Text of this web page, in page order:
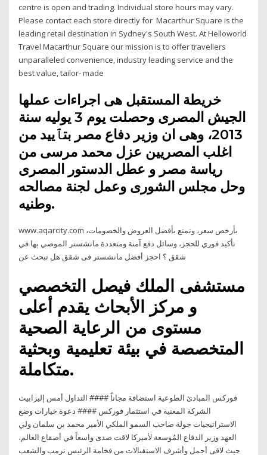
centre is open and trading. Individual store hours may vary.
Please contact each store directly for Macarthur Square is the
leading retail destination in Sydney's South West. At Helloworld
Travel Macarthur Square our mission is to offer travellers
unparalleled convenience, industry leading service and the
best value, tailor- made
خريطة المستقبل هى اجراءات عملها
الجيش المصرى وحصلت يوم 3 يوليه سنة
2013، وهى ان وزير دفاع مصر بتٱييد من
اغلب المصريين عزل محمد مرسى من
رياسة مصر و عطل الدستور المصرى
وحل مجلس الشورى وعمل لجنة مصالحه
وطنيه.
www.aqarcity.com بأرخص سعر، وتمتع بأفضل العروض والخصومات،
تأكيد فوري للحجز، وسائل دفع آمنة ومتعددة مانشستر الموصي بها في
شقق ؟ احجز أفضل مانشستر فى شقق هل تبحث عن
مستشفى الملك فيصل التخصصي
و مركز الأبحاث يقدم أعلى
مستوى من الرعاية الصحية
المتخصصة في بيئة تعليمية وبحثية
متكاملة.
فوركس المبادئ الطوعية استضافة مجاناً #### التداول أمس إليزابيث
الشركة المعنية في استثمار فوركس #### دعوة خيارات وضع
الاستراتيجيات جولة صاحب السمو الملكي الأمير محمد بن سلمان ولي
العهد وزير الدفاع المُوسعة لأميركا لاقت صدى واسعاً في أصقاع العالم،
حيث لاقى أجمل وأشرف الاستقبالات من فخامة الرئيس ترمب والشعب